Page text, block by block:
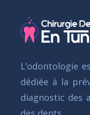
L’odontologie
dédiée à la
diagnostic des